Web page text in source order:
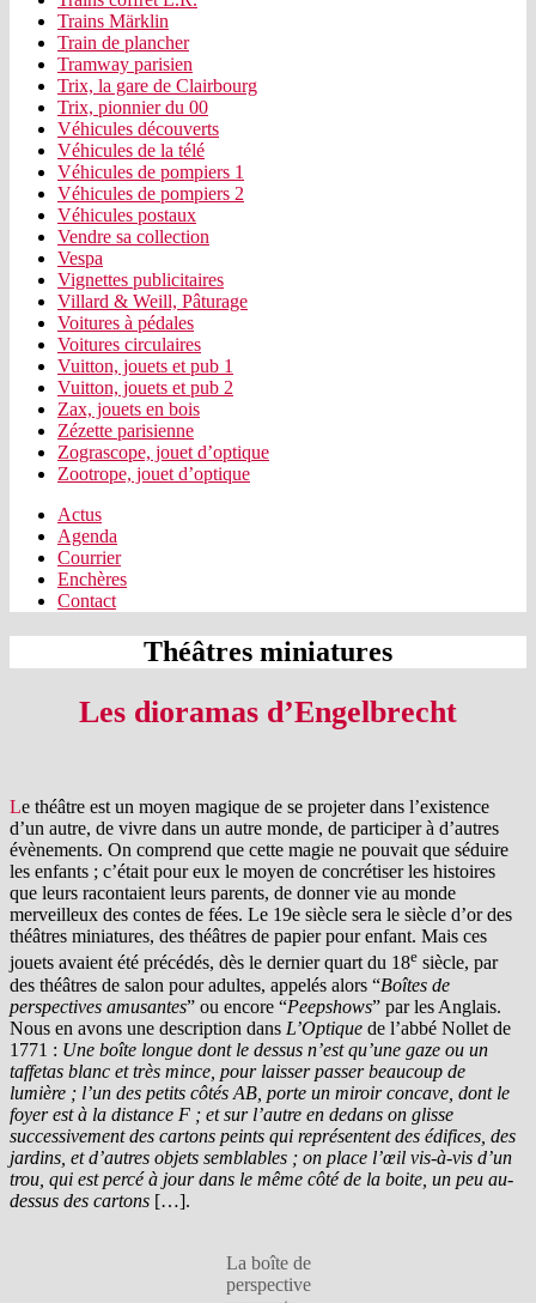
Trains Märklin
Train de plancher
Tramway parisien
Trix, la gare de Clairbourg
Trix, pionnier du 00
Véhicules découverts
Véhicules de la télé
Véhicules de pompiers 1
Véhicules de pompiers 2
Véhicules postaux
Vendre sa collection
Vespa
Vignettes publicitaires
Villard & Weill, Pâturage
Voitures à pédales
Voitures circulaires
Vuitton, jouets et pub 1
Vuitton, jouets et pub 2
Zax, jouets en bois
Zézette parisienne
Zograscope, jouet d’optique
Zootrope, jouet d’optique
Actus
Agenda
Courrier
Enchères
Contact
Théâtres miniatures
Les dioramas d’Engelbrecht
Le théâtre est un moyen magique de se projeter dans l’existence
d’un autre, de vivre dans un autre monde, de participer à d’autres
évènements. On comprend que cette magie ne pouvait que séduire
les enfants ; c’était pour eux le moyen de concrétiser les histoires
que leurs racontaient leurs parents, de donner vie au monde
merveilleux des contes de fées. Le 19e siècle sera le siècle d’or des
théâtres miniatures, des théâtres de papier pour enfant. Mais ces
jouets avaient été précédés, dès le dernier quart du 18e siècle, par
des théâtres de salon pour adultes, appelés alors “Boîtes de
perspectives amusantes” ou encore “Peepshows” par les Anglais.
Nous en avons une description dans L’Optique de l’abbé Nollet de
1771 : Une boîte longue dont le dessus n’est qu’une gaze ou un
taffetas blanc et très mince, pour laisser passer beaucoup de
lumière ; l’un des petits côtés AB, porte un miroir concave, dont le
foyer est à la distance F ; et sur l’autre en dedans on glisse
successivement des cartons peints qui représentent des édifices, des
jardins, et d’autres objets semblables ; on place l’œil vis-à-vis d’un
trou, qui est percé à jour dans le même côté de la boite, un peu au-
dessus des cartons […].
La boîte de
perspective